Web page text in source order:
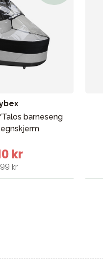
barneseng
kr
kr